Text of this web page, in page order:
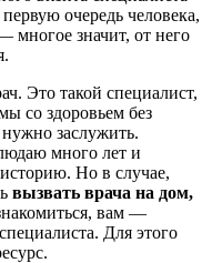
очередь человека,
многое значит, от него
Это такой специалист,
со здоровьем без
заслужить.
много лет и
Но в случае,
вызвать врача на дом,
вам —
Для этого